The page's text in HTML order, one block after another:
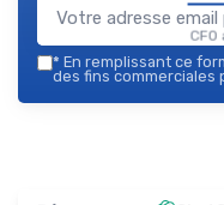
CFO
* En remplissant ce
des fins commerciales